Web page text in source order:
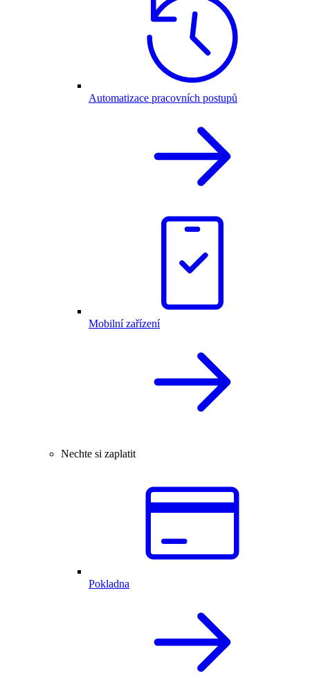
Automatizace pracovních postupů
Mobilní zařízení
Nechte si zaplatit
Pokladna